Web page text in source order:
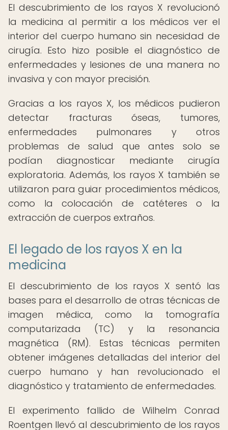
El descubrimiento de los rayos X revolucionó
la medicina al permitir a los médicos ver el
interior del cuerpo humano sin necesidad de
cirugía. Esto hizo posible el diagnóstico de
enfermedades y lesiones de una manera no
invasiva y con mayor precisión.
Gracias a los rayos X, los médicos pudieron
detectar fracturas óseas, tumores,
enfermedades pulmonares y otros
problemas de salud que antes solo se
podían diagnosticar mediante cirugía
exploratoria. Además, los rayos X también se
utilizaron para guiar procedimientos médicos,
como la colocación de catéteres o la
extracción de cuerpos extraños.
El legado de los rayos X en la
medicina
El descubrimiento de los rayos X sentó las
bases para el desarrollo de otras técnicas de
imagen médica, como la tomografía
computarizada (TC) y la resonancia
magnética (RM). Estas técnicas permiten
obtener imágenes detalladas del interior del
cuerpo humano y han revolucionado el
diagnóstico y tratamiento de enfermedades.
El experimento fallido de Wilhelm Conrad
Roentgen llevó al descubrimiento de los rayos